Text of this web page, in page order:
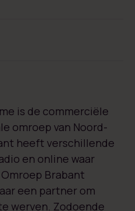
is de commerciële
omroep van Noord-
heeft verschillende
en online waar
Brabant
een partner om
werven. Zodoende